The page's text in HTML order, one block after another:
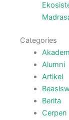
Categories
Alumni
Artikel
Berita
Cerpen